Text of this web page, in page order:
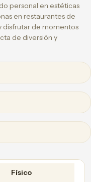
personal en estéticas
en restaurantes de
disfrutar de momentos
de diversión y
Físico